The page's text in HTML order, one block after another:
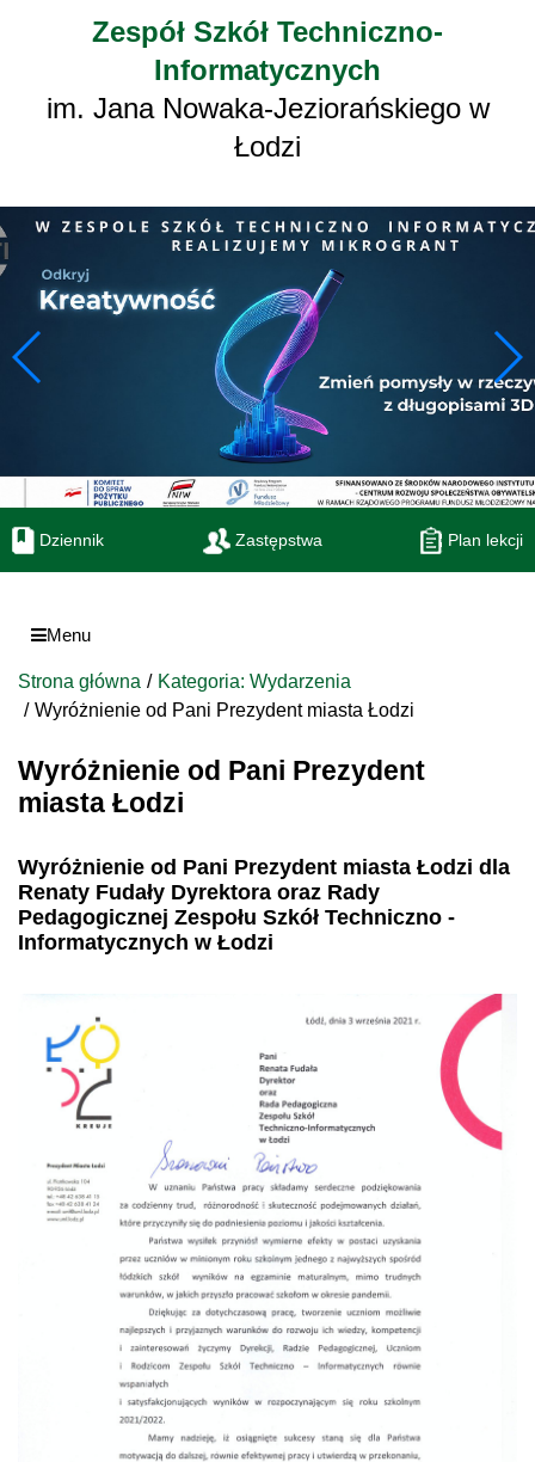
Zespół Szkół Techniczno-
Informatycznych
im. Jana Nowaka-Jeziorańskiego w
Łodzi
Dziennik Zastępstwa Plan lekcji
Menu
Strona główna
Kategoria: Wydarzenia
Wyróżnienie od Pani Prezydent miasta Łodzi
Wyróżnienie od Pani Prezydent
miasta Łodzi
Wyróżnienie od Pani Prezydent miasta Łodzi dla
Renaty Fudały Dyrektora oraz Rady
Pedagogicznej Zespołu Szkół Techniczno -
Informatycznych w Łodzi